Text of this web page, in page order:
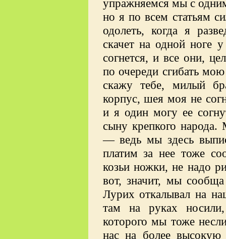
упражняемся мы с
но я по всем статьям
одолеть, когда я
скачет на одной ноге
согнется, и все они,
по очереди сгибать
скажу тебе, милый
корпус, шея моя не
и я один могу ее
сыну крепкого народа.
— ведь мы здесь
платим за нее тоже
козьи ножки, не надо
вот, значит, мы
Лурих откалывал на
там на руках
которого мы тоже
нас на более